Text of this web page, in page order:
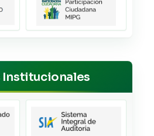
Institucionales